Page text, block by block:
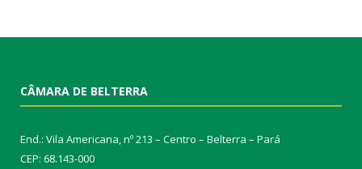
CÂMARA DE BELTERRA
End.: Vila Americana, nº 213 – Centro – Belterra – Pará
CEP: 68.143-000